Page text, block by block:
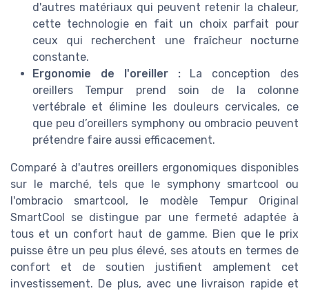
d'autres matériaux qui peuvent retenir la chaleur,
cette technologie en fait un choix parfait pour
ceux qui recherchent une fraîcheur nocturne
constante.
Ergonomie de l'oreiller : La conception des
oreillers Tempur prend soin de la colonne
vertébrale et élimine les douleurs cervicales, ce
que peu d’oreillers symphony ou ombracio peuvent
prétendre faire aussi efficacement.
Comparé à d'autres oreillers ergonomiques disponibles
sur le marché, tels que le symphony smartcool ou
l'ombracio smartcool, le modèle Tempur Original
SmartCool se distingue par une fermeté adaptée à
tous et un confort haut de gamme. Bien que le prix
puisse être un peu plus élevé, ses atouts en termes de
confort et de soutien justifient amplement cet
investissement. De plus, avec une livraison rapide et